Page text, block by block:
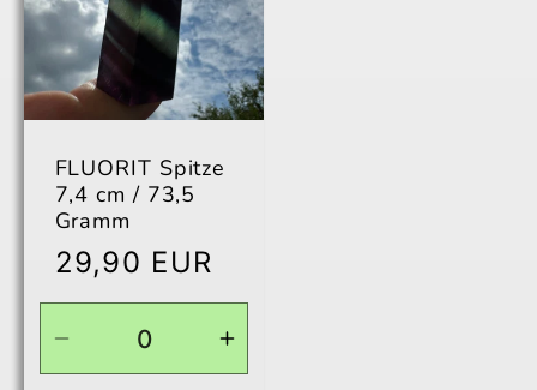
FLUORIT Spitze
7,4 cm / 73,5
Gramm
Normaler
29,90 EUR
Verringere
Erhöhe